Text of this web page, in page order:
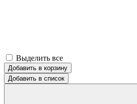
Выделить все
Добавить в корзину
Добавить в список